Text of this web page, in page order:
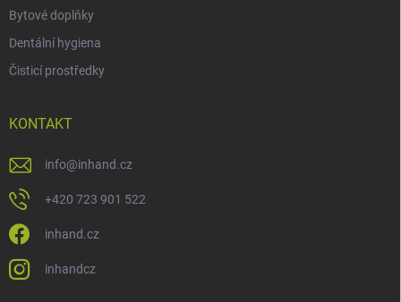
Bytové doplňky
Dentální hygiena
Čisticí prostředky
KONTAKT
info@inhand.cz
+420 723 901 522
inhand.cz
inhandcz